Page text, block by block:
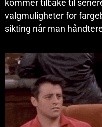
kommer tilbake til
valgmuligheter for
sikting når man